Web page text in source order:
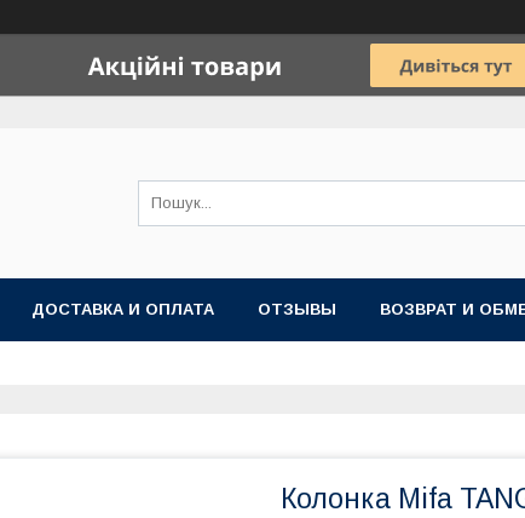
ДОСТАВКА И ОПЛАТА ОТЗЫВЫ ВОЗВРАТ И
Колонка Mifa